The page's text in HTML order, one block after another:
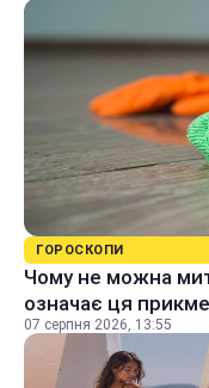
ГОРОСКОПИ
Чому не можна
означає ця
07 серпня 2026, 13:55